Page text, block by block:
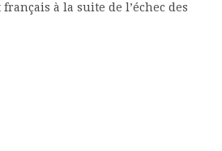
à la suite de l’échec des